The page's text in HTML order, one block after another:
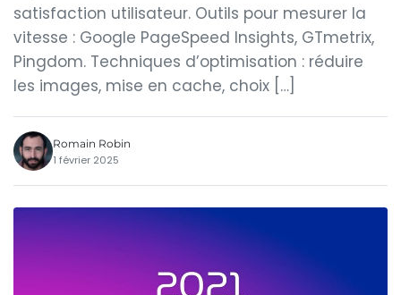
satisfaction utilisateur. Outils pour mesurer la
vitesse : Google PageSpeed Insights, GTmetrix,
Pingdom. Techniques d’optimisation : réduire
les images, mise en cache, choix […]
Romain Robin
1 février 2025